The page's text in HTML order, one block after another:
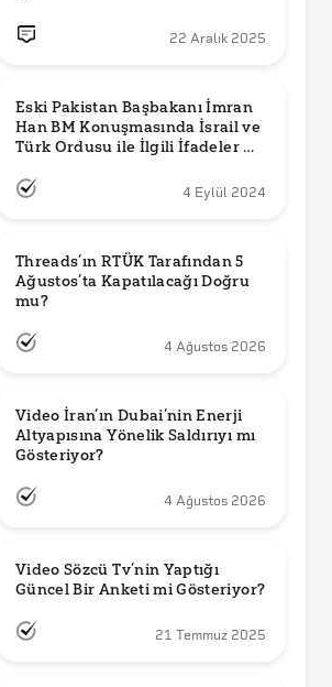
22 Aralık 2025
Eski Pakistan Başbakanı İmran
Han BM Konuşmasında İsrail ve
Türk Ordusu ile İlgili İfadeler mi
4 Eylül 2024
Threads’ın RTÜK Tarafından 5
Ağustos’ta Kapatılacağı Doğru
mu?
4 Ağustos 2026
Video İran’ın Dubai’nin Enerji
Altyapısına Yönelik Saldırıyı mı
Gösteriyor?
4 Ağustos 2026
Video Sözcü Tv’nin Yaptığı
Güncel Bir Anketi mi Gösteriyor?
21 Temmuz 2025